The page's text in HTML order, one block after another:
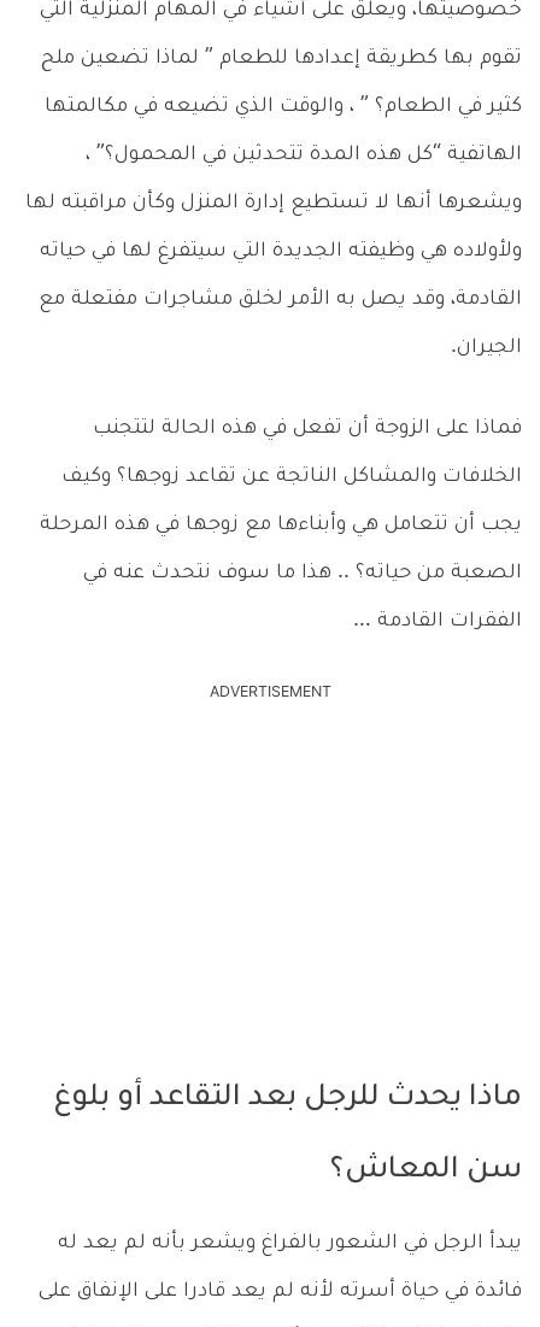
خصوصيتها، ويعلق على أشياء في المهام المنزلية التي
تقوم بها كطريقة إعدادها للطعام ” لماذا تضعين ملح
كثير في الطعام؟ ” ، والوقت الذي تضيعه في مكالمتها
الهاتفية “كل هذه المدة تتحدثين في المحمول؟” ،
ويشعرها أنها لا تستطيع إدارة المنزل وكأن مراقبته لها
ولأولاده هي وظيفته الجديدة التي سيتفرغ لها في حياته
القادمة، وقد يصل به الأمر لخلق مشاجرات مفتعلة مع
الجيران.
فماذا على الزوجة أن تفعل في هذه الحالة لتتجنب
الخلافات والمشاكل الناتجة عن تقاعد زوجها؟ وكيف
يجب أن تتعامل هي وأبناءها مع زوجها في هذه المرحلة
الصعبة من حياته؟ .. هذا ما سوف نتحدث عنه في
الفقرات القادمة …
ADVERTISEMENT
ماذا يحدث للرجل بعد التقاعد أو بلوغ
سن المعاش؟
يبدأ الرجل في الشعور بالفراغ ويشعر بأنه لم يعد له
فائدة في حياة أسرته لأنه لم يعد قادرا على الإنفاق على